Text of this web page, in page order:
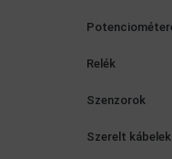
Relék
Szenzorok
Szerelt kábelek